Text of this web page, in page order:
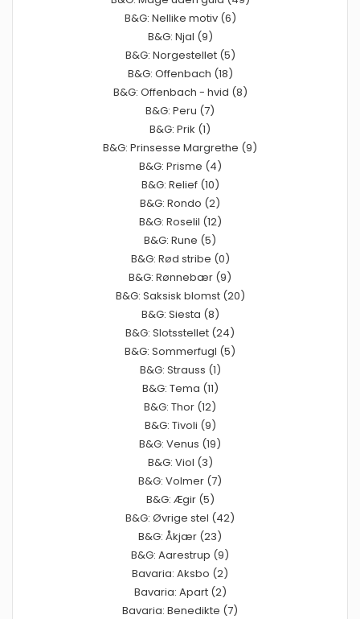
B&G: Nellike motiv (6)
B&G: Njal (9)
B&G: Norgestellet (5)
B&G: Offenbach (18)
B&G: Offenbach - hvid (8)
B&G: Peru (7)
B&G: Prik (1)
B&G: Prinsesse Margrethe (9)
B&G: Prisme (4)
B&G: Relief (10)
B&G: Rondo (2)
B&G: Roselil (12)
B&G: Rune (5)
B&G: Rød stribe (0)
B&G: Rønnebær (9)
B&G: Saksisk blomst (20)
B&G: Siesta (8)
B&G: Slotsstellet (24)
B&G: Sommerfugl (5)
B&G: Strauss (1)
B&G: Tema (11)
B&G: Thor (12)
B&G: Tivoli (9)
B&G: Venus (19)
B&G: Viol (3)
B&G: Volmer (7)
B&G: Ægir (5)
B&G: Øvrige stel (42)
B&G: Åkjær (23)
B&G: Aarestrup (9)
Bavaria: Aksbo (2)
Bavaria: Apart (2)
Bavaria: Benedikte (7)